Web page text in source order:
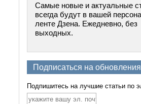
Самые новые и актуальные
всегда будут в вашей
ленте Дзена. Ежедневно, без
выходных.
Подписаться на обновления
Подпишитесь на лучшие статьи по